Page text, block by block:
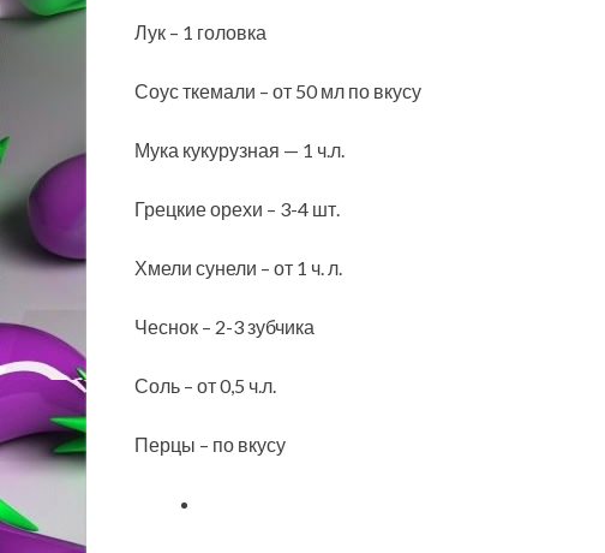
Лук – 1 головка
Соус ткемали – от 50 мл по вкусу
Мука кукурузная — 1 ч.л.
Грецкие орехи – 3-4 шт.
Хмели сунели – от 1 ч. л.
Чеснок – 2-3 зубчика
Соль – от 0,5 ч.л.
Перцы – по вкусу